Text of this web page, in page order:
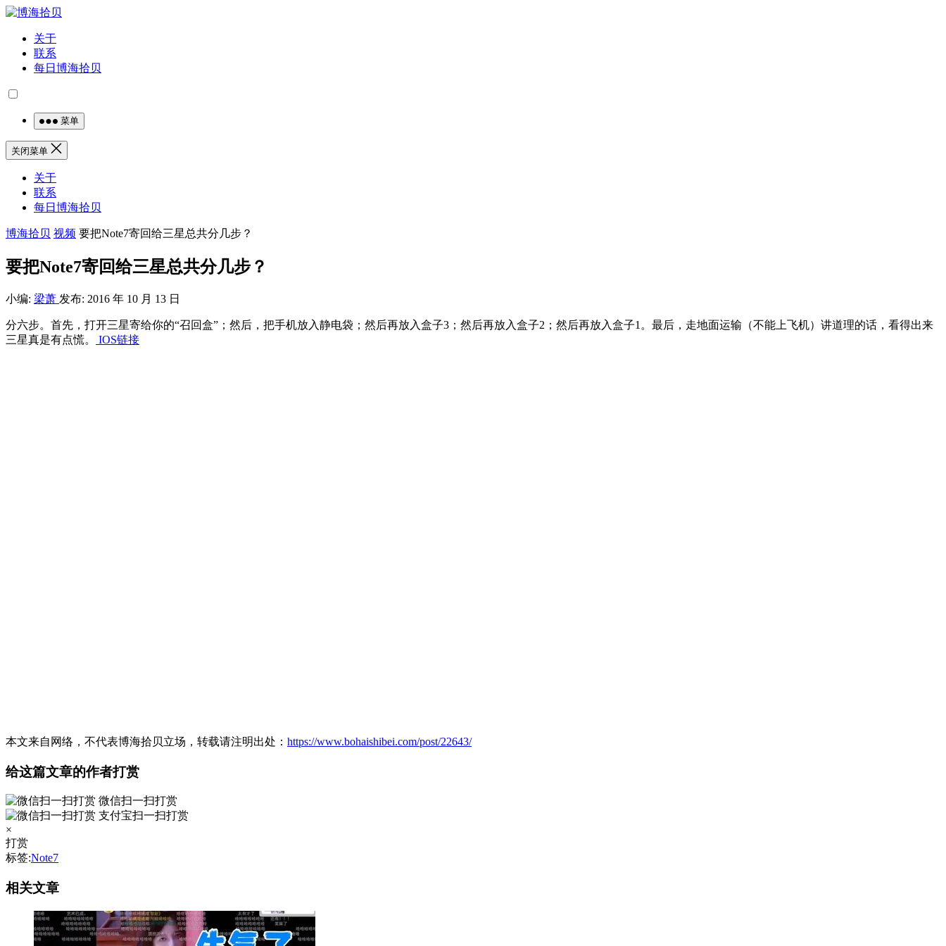
关于
联系
每日博海拾贝
菜单
关闭菜单
关于
联系
每日博海拾贝
博海拾贝 视频 要把Note7寄回给三星总共分几步？
要把Note7寄回给三星总共分几步？
小编: 梁萧 发布: 2016 年 10 月 13 日
分六步。首先，打开三星寄给你的“召回盒”；然后，把手机放入静电袋；然后再放入盒子3；然后再放入盒子2；然后再放入盒子1。最后，走地面运输（不能上飞机）讲道理的话，看得出来
三星真是有点慌。
IOS链接
本文来自网络，不代表博海拾贝立场，转载请注明出处： https://www.bohaishibei.com/post/22643/
给这篇文章的作者打赏
微信扫一扫打赏
支付宝扫一扫打赏
×
打赏
标签:Note7
相关文章